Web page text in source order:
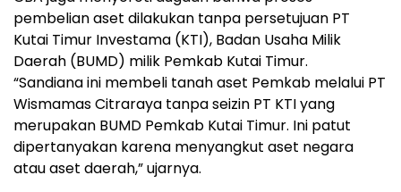
pembelian aset dilakukan tanpa persetujuan PT
Kutai Timur Investama (KTI), Badan Usaha Milik
Daerah (BUMD) milik Pemkab Kutai Timur.
“Sandiana ini membeli tanah aset Pemkab melalui PT
Wismamas Citraraya tanpa seizin PT KTI yang
merupakan BUMD Pemkab Kutai Timur. Ini patut
dipertanyakan karena menyangkut aset negara
atau aset daerah,” ujarnya.